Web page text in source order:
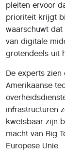
pleiten ervoor
prioriteit krijgt
waarschuwt
van digitale
grotendeels uit
De experts
Amerikaanse
infrastructuren
kwetsbaar zijn
macht van Big
Europese Unie.